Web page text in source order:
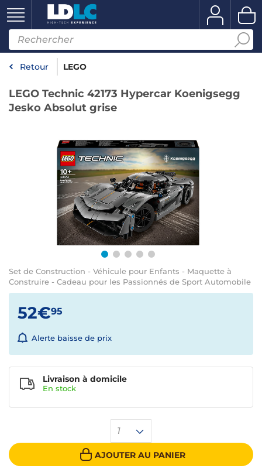
Retour LEGO
LEGO Technic 42173 Hypercar Koenigsegg
Jesko Absolut grise
Set de Construction - Véhicule pour Enfants - Maquette à
Construire - Cadeau pour les Passionnés de Sport Automobile
52€95
Alerte baisse de prix
1
AJOUTER AU PANIER
Livraison à domicile
En stock